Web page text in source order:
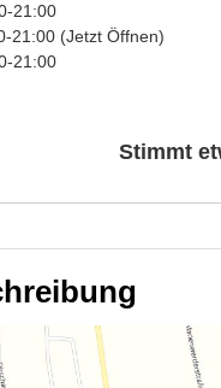
21:00
21:00 (Jetzt Öffnen)
21:00
Stimmt